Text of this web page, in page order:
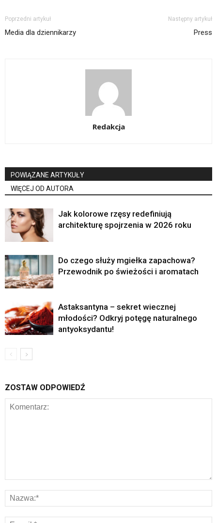
Poprzedni artykuł
Media dla dziennikarzy
Następny artykuł
Press
Redakcja
POWIĄZANE ARTYKUŁY
WIĘCEJ OD AUTORA
Jak kolorowe rzęsy redefiniują
architekturę spojrzenia w 2026 roku
Do czego służy mgiełka zapachowa?
Przewodnik po świeżości i aromatach
Astaksantyna – sekret wiecznej
młodości? Odkryj potęgę naturalnego
antyoksydantu!
ZOSTAW ODPOWIEDŹ